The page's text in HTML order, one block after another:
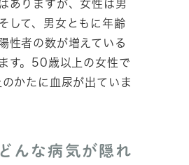
ありますが、女性は男
して、男女ともに年齢
性者の数が増えている
す。50歳以上の女性で
かたに血尿が出ていま
んな病気が隠れ